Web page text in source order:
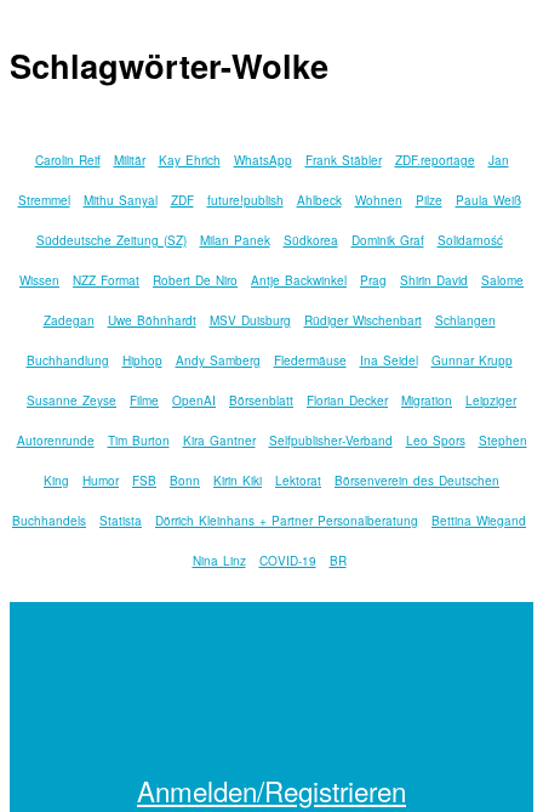
Schlagwörter-Wolke
Carolin Reif Militär Kay Ehrich WhatsApp Frank Stäbler ZDF.reportage Jan
Stremmel Mithu Sanyal ZDF future!publish Ahlbeck Wohnen Pilze Paula Weiß
Süddeutsche Zeitung (SZ) Milan Panek Südkorea Dominik Graf Solidarność
Wissen NZZ Format Robert De Niro Antje Backwinkel Prag Shirin David Salome
Zadegan Uwe Böhnhardt MSV Duisburg Rüdiger Wischenbart Schlangen
Buchhandlung Hiphop Andy Samberg Fledermäuse Ina Seidel Gunnar Krupp
Susanne Zeyse Filme OpenAI Börsenblatt Florian Decker Migration Leipziger
Autorenrunde Tim Burton Kira Gantner Selfpublisher-Verband Leo Spors Stephen
King Humor FSB Bonn Kirin Kiki Lektorat Börsenverein des Deutschen
Buchhandels Statista Dörrich Kleinhans + Partner Personalberatung Bettina Wiegand
Nina Linz COVID-19 BR
Anmelden/Registrieren